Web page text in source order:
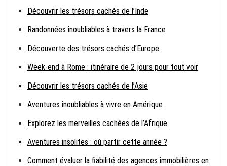
Découvrir les trésors cachés de l’Inde
Randonnées inoubliables à travers la France
Découverte des trésors cachés d’Europe
Week-end à Rome : itinéraire de 2 jours pour tout voir
Découvrir les trésors cachés de l’Asie
Aventures inoubliables à vivre en Amérique
Explorez les merveilles cachées de l’Afrique
Aventures insolites : où partir cette année ?
Comment évaluer la fiabilité des agences immobilières en